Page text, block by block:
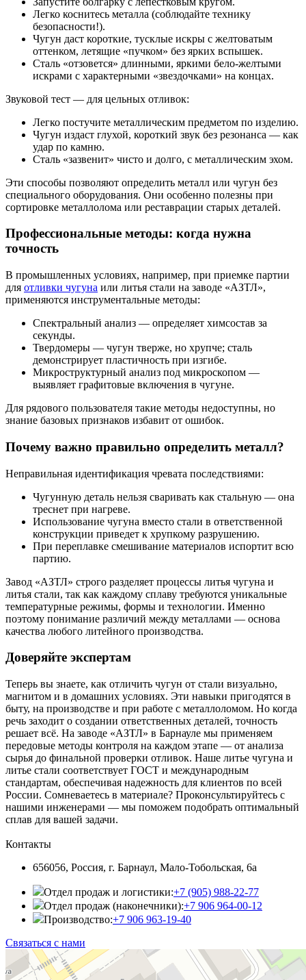
Легко коснитесь металла (соблюдайте технику
безопасности!).
Чугун даст короткие, тусклые искры с желтоватым
оттенком, летящие «пучком» без ярких вспышек.
Сталь «отзовется» длинными, яркими бело-желтыми
искрами с характерными «звездочками» на концах.
Звуковой тест — для цельных отливок:
Легко постучите металлическим предметом по изделию.
Чугун издаст глухой, короткий звук без резонанса — как
удар по камню.
Сталь «зазвенит» чисто и долго, с металлическим эхом.
Эти способы позволяют определить металл или чугун без
специального оборудования. Они особенно полезны при
сортировке металлолома или реставрации старых деталей.
Профессиональные методы: когда нужна
точность
В промышленных условиях, например, при приемке партии
для отливки чугуна или литья стали на заводе «АЗТЛ»,
применяются инструментальные методы:
Спектральный анализ — определяет химсостав за
секунды.
Твердомеры — чугун тверже, но хрупче; сталь
демонстрирует пластичность при изгибе.
Микроструктурный анализ под микроскопом —
выявляет графитовые включения в чугуне.
Для рядового пользователя такие методы недоступны, но
знание базовых признаков избавит от ошибок.
Почему важно правильно определить металл?
Неправильная идентификация чревата последствиями:
Чугунную деталь нельзя сваривать как стальную — она
треснет при нагреве.
Использование чугуна вместо стали в ответственной
конструкции приведет к хрупкому разрушению.
При переплавке смешивание материалов испортит всю
партию.
Завод «АЗТЛ» строго разделяет процессы литья чугуна и
литья стали, так как каждому сплаву требуются уникальные
температурные режимы, формы и технологии. Именно
поэтому понимание различий между металлами — основа
качества любого литейного производства.
Доверяйте экспертам
Теперь вы знаете, как отличить чугун от стали визуально,
магнитом и в домашних условиях. Эти навыки пригодятся в
быту, на производстве и при работе с металлоломом. Но когда
речь заходит о создании ответственных деталей, точность
решает всё. На заводе «АЗТЛ» в Барнауле мы применяем
передовые методы контроля на каждом этапе — от анализа
сырья до финальной проверки отливок. Наше литье чугуна и
литье стали соответствует ГОСТ и международным
стандартам, обеспечивая надежность для клиентов по всей
России. Сомневаетесь в материале? Проконсультируйтесь с
нашими инженерами — мы поможем подобрать оптимальный
сплав для вашей задачи.
Контакты
656056, Россия, г. Барнаул, Мало-Тобольская, 6а
Отдел продаж и логистики:+7 (905) 988-22-77
Отдел продаж (наконечники):+7 906 964-00-12
Производство:+7 906 963-19-40
Связаться с нами